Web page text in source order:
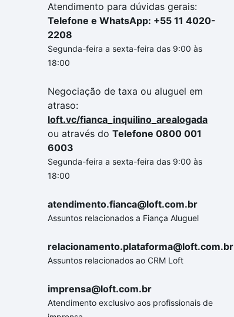
Atendimento para dúvidas gerais:
Telefone e WhatsApp: +55 11 4020-
2208
Segunda-feira a sexta-feira das 9:00 às
18:00
Negociação de taxa ou aluguel em
atraso:
loft.vc/fianca_inquilino_arealogada
ou através do Telefone 0800 001
6003
Segunda-feira a sexta-feira das 9:00 às
18:00
atendimento.fianca@loft.com.br
Assuntos relacionados a Fiança Aluguel
relacionamento.plataforma@loft.com.br
Assuntos relacionados ao CRM Loft
imprensa@loft.com.br
Atendimento exclusivo aos profissionais de